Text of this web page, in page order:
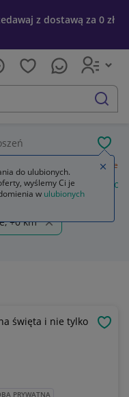
z dostawą za 0 zł
szukaj
Ozdoby świąteczne
świąteczne boże
+0 km
święta i nie tylko
PRYWATNA
do ulubionych.
wyślemy Ci je
w ulubionych